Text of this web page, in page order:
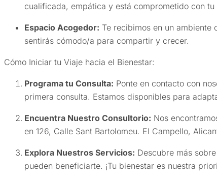
cualificada, empática y está comprometido con tu
Espacio Acogedor: Te recibimos en un
sentirás cómodo/a para compartir y crecer.
Cómo Iniciar tu Viaje hacia el Bienestar:
Programa tu Consulta: Ponte en contacto con
primera consulta. Estamos disponibles para
Encuentra Nuestro Consultorio: Nos
en 126, Calle Sant Bartolomeu. El Campello,
Explora Nuestros Servicios: Descubre más
pueden beneficiarte. ¡Tu bienestar es nuestra